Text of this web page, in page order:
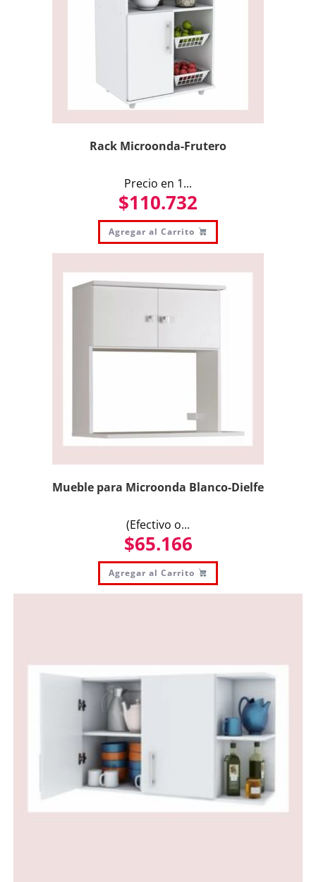
Rack Microonda-Frutero
Precio en 1...
$110.732
Agregar al Carrito
Mueble para Microonda Blanco-Dielfe
(Efectivo o...
$65.166
Agregar al Carrito